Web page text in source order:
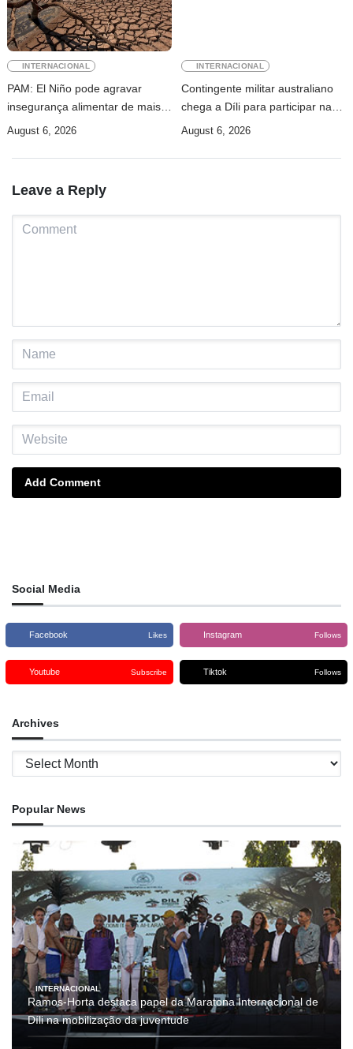
INTERNACIONAL
PAM: El Niño pode agravar
insegurança alimentar de mais
49 milhões de pessoas até 2027
August 6, 2026
INTERNACIONAL
Contingente militar australiano
chega a Díli para participar na
Maratona Internacional de 2026
August 6, 2026
Leave a Reply
Add Comment
Social Media
Facebook Likes Instagram Follows
Youtube Subscribe Tiktok Follows
Archives
Archives
Popular News
INTERNACIONAL
Ramos-Horta destaca papel da Maratona Internacional de
Díli na mobilização da juventude